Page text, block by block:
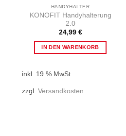
HANDYHALTER
KONOFIT Handyhalterung
2.0
24,99 €
IN DEN WARENKORB
inkl. 19 % MwSt.
zzgl. Versandkosten